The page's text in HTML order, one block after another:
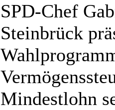
SPD-Chef
Steinbrück
Mindestlohn